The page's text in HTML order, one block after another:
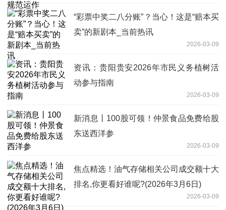
“彩票中奖二八分账”？当心！这是“赔本买
卖”的新剧本_当前热讯
2026-03-09
资讯：​贵阳贵安2026年市民义务植树活
动参与指南
2026-03-09
新消息丨100股可领！仲景食品免费给股
东送西洋参
2026-03-09
焦点精选！油气存储相关公司成交额十大
排名,你更看好谁呢?(2026年3月6日)
2026-03-09